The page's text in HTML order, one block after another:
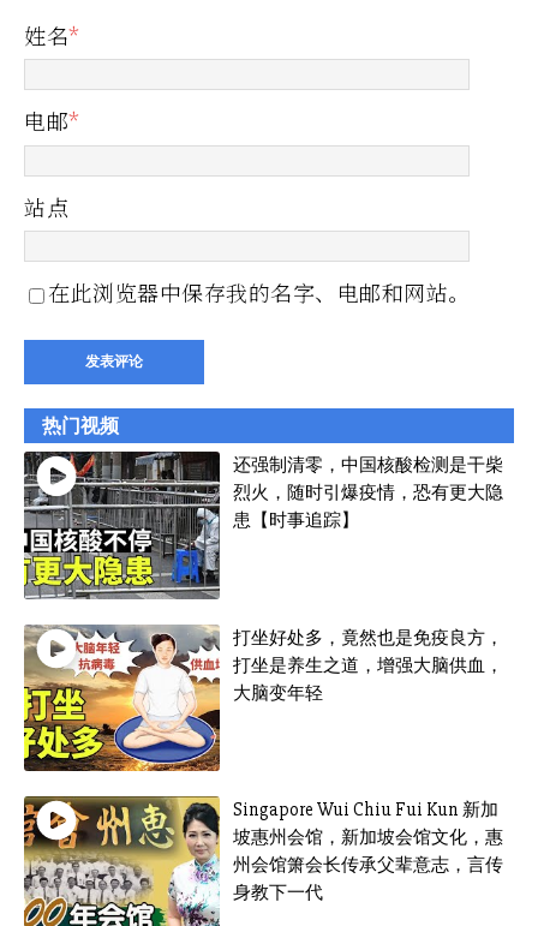
姓名*
电邮*
站点
在此浏览器中保存我的名字、电邮和网站。
热门视频
还强制清零，中国核酸检测是干柴
烈火，随时引爆疫情，恐有更大隐
患【时事追踪】
打坐好处多，竟然也是免疫良方，
打坐是养生之道，增强大脑供血，
大脑变年轻
Singapore Wui Chiu Fui Kun 新加
坡惠州会馆，新加坡会馆文化，惠
州会馆箫会长传承父辈意志，言传
身教下一代